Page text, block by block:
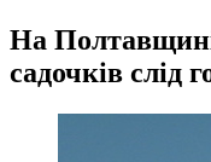
На
садочків слід